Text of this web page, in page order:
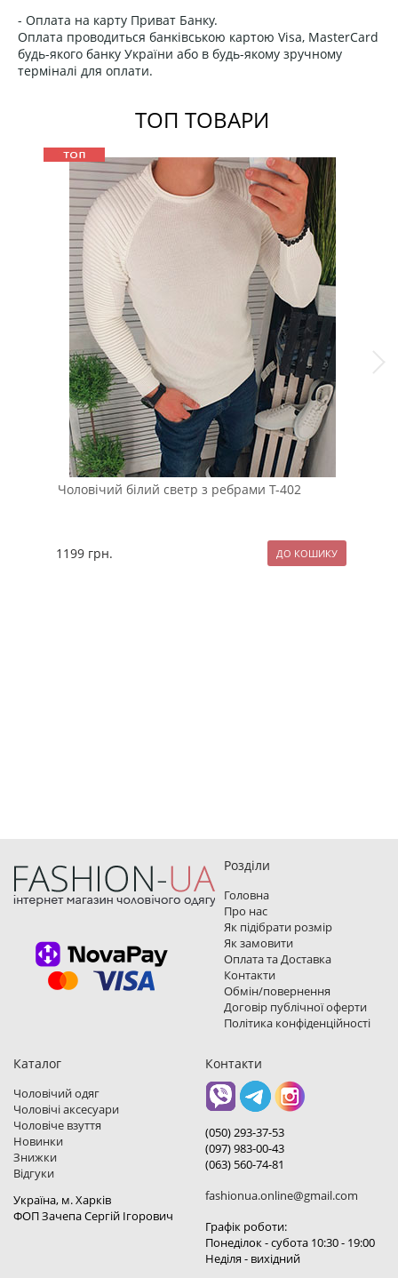
- Оплата на карту Приват Банку.
Оплата проводиться банківською картою Visa, MasterCard
будь-якого банку України або в будь-якому зручному
терміналі для оплати.
ТОП ТОВАРИ
Чоловічий білий светр з ребрами Т-402
1199 грн.
Розділи
Головна
Про нас
Як підібрати розмір
Як замовити
Оплата та Доставка
Контакти
Обмін/повернення
Договір публічної оферти
Політика конфіденційності
Каталог
Чоловічий одяг
Чоловічі аксесуари
Чоловіче взуття
Новинки
Знижки
Відгуки
Україна, м. Харкiв
ФОП Зачепа Сергій Ігорович
Контакти
(050) 293-37-53
(097) 983-00-43
(063) 560-74-81
fashionua.online@gmail.com
Графік роботи:
Понеділок - субота 10:30 - 19:00
Неділя - вихідний